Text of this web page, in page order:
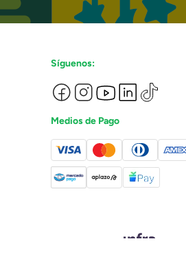
Síguenos:
Medios de Pago